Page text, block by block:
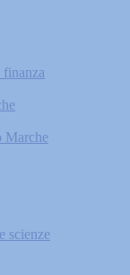
finanza
Marche
scienze